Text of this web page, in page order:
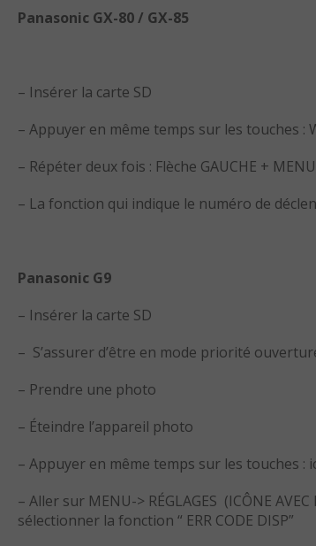
Panasonic GX-80 / GX-85
– Insérer la carte SD
– Appuyer en même temps sur les touches :
– Répéter deux fois : Flèche GAUCHE +
– La fonction qui indique le numéro de
Panasonic G9
– Insérer la carte SD
– S’assurer d’être en mode priorité
– Prendre une photo
– Éteindre l’appareil photo
– Appuyer en même temps sur les touches :
– Aller sur MENU-> RÉGLAGES (ICÔNE AVEC
sélectionner la fonction “ ERR CODE DISP”